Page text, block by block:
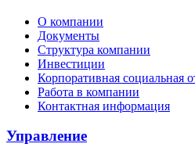
О компании
Документы
Структура компании
Инвестиции
Корпоративная социальная
Работа в компании
Контактная информация
Управление